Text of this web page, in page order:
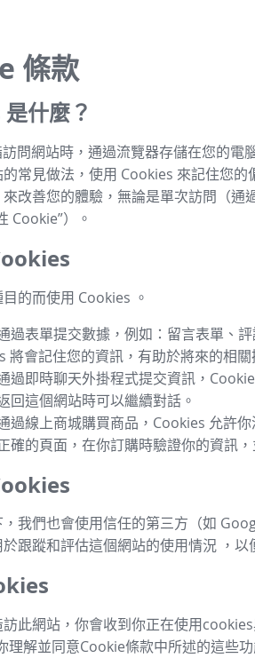
條款
什麼？
問網站時，通過流覽器存儲在您的電
常見做法，使用 Cookies 來記住您
改善您的體驗，無論是單次訪問（通
Cookie”）。
的而使用 Cookies 。
過表單提交數據，例如：留言表單、
將會記住您的資訊，有助於將來的相關
過即時聊天外掛程式提交資訊，
回這個網站時可以繼續對話。
過線上商城購買商品，Cookies 允許
確的頁面，在你訂購時驗證你的資訊
我們也會使用信任的第三方（如
跟蹤和評估這個網站的使用情況 ，以
此網站，你會收到你正在使用
理解並同意Cookie條款中所述的這些